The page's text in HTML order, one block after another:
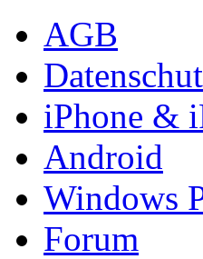
AGB
iPhone &
Android
Windows
Forum